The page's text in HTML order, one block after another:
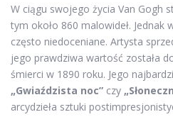
W ciągu swojego życia Van Gogh
tym około 860 malowideł. Jednak
często niedoceniane. Artysta
jego prawdziwa wartość została
śmierci w 1890 roku. Jego
„Gwiaździsta noc” czy
arcydzieła sztuki